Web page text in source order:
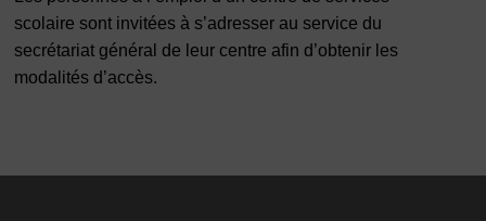
scolaire sont invitées à s’adresser au service du
secrétariat général de leur centre afin d’obtenir les
modalités d’accès.